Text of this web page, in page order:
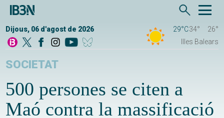
Dijous, 06 d'agost de 2026 29°C34°
26°
Illes Balears
SOCIETAT
500 persones se citen a
Maó contra la massificació